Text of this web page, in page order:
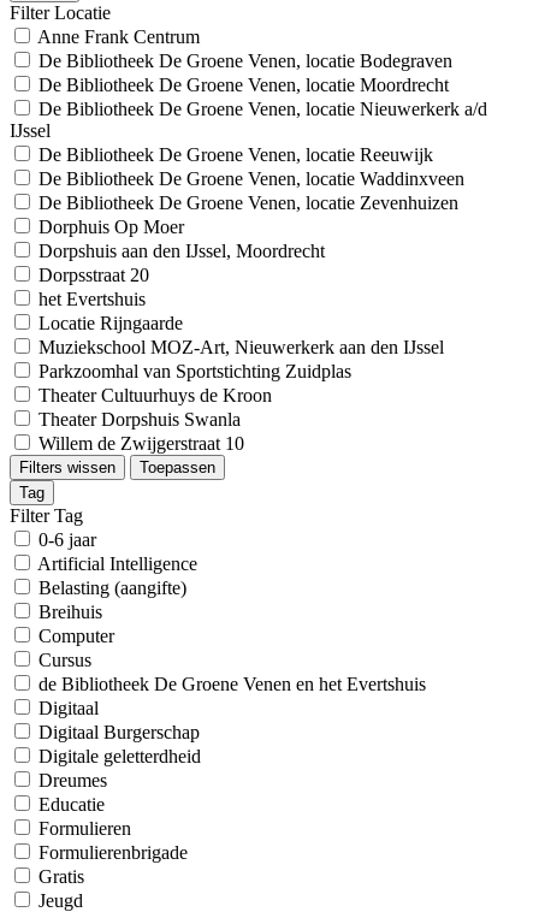
Filter Locatie
Anne Frank Centrum
De Bibliotheek De Groene Venen, locatie Bodegraven
De Bibliotheek De Groene Venen, locatie Moordrecht
De Bibliotheek De Groene Venen, locatie Nieuwerkerk a/d
IJssel
De Bibliotheek De Groene Venen, locatie Reeuwijk
De Bibliotheek De Groene Venen, locatie Waddinxveen
De Bibliotheek De Groene Venen, locatie Zevenhuizen
Dorphuis Op Moer
Dorpshuis aan den IJssel, Moordrecht
Dorpsstraat 20
het Evertshuis
Locatie Rijngaarde
Muziekschool MOZ-Art, Nieuwerkerk aan den IJssel
Parkzoomhal van Sportstichting Zuidplas
Theater Cultuurhuys de Kroon
Theater Dorpshuis Swanla
Willem de Zwijgerstraat 10
Filters wissen
Toepassen
Tag
Filter Tag
0-6 jaar
Artificial Intelligence
Belasting (aangifte)
Breihuis
Computer
Cursus
de Bibliotheek De Groene Venen en het Evertshuis
Digitaal
Digitaal Burgerschap
Digitale geletterdheid
Dreumes
Educatie
Formulieren
Formulierenbrigade
Gratis
Jeugd